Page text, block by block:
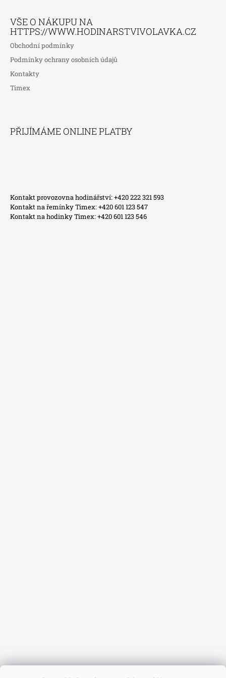
VŠE O NÁKUPU NA
HTTPS://WWW.HODINARSTVIVOLAVKA.CZ
Obchodní podmínky
Podmínky ochrany osobních údajů
Kontakty
Timex
PŘIJÍMÁME ONLINE PLATBY
Kontakt provozovna hodinářství: +420 222 321 593
Kontakt na řemínky Timex: +420 601 123 547
Kontakt na hodinky Timex: +420 601 123 546